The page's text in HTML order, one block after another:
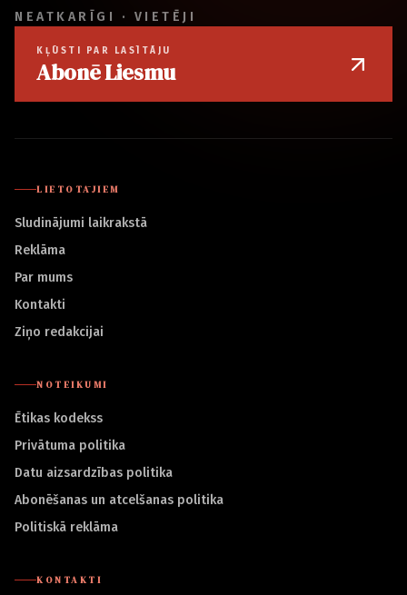
NEATKARĪGI · VIETĒJI
KĻŪSTI PAR LASĪTĀJU
Abonē Liesmu
LIETOTĀJIEM
Sludinājumi laikrakstā
Reklāma
Par mums
Kontakti
Ziņo redakcijai
NOTEIKUMI
Ētikas kodekss
Privātuma politika
Datu aizsardzības politika
Abonēšanas un atcelšanas politika
Politiskā reklāma
KONTAKTI